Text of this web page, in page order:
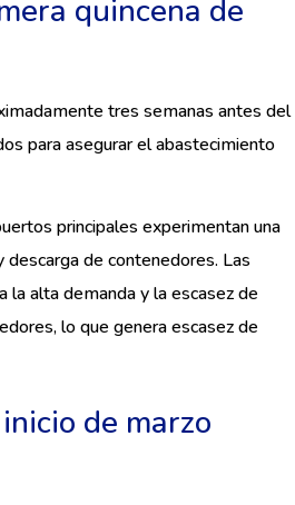
quincena de
tres semanas antes del
para asegurar el abastecimiento
principales experimentan una
de contenedores. Las
alta demanda y la escasez de
lo que genera escasez de
de marzo